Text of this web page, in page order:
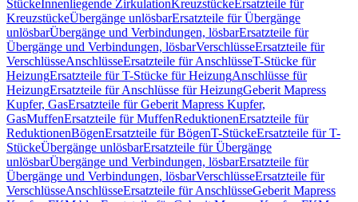
StückeInnenliegende ZirkulationKreuzstückeErsatzteile für
KreuzstückeÜbergänge unlösbarErsatzteile für Übergänge
unlösbarÜbergänge und Verbindungen, lösbarErsatzteile für
Übergänge und Verbindungen, lösbarVerschlüsseErsatzteile für
VerschlüsseAnschlüsseErsatzteile für AnschlüsseT-Stücke für
HeizungErsatzteile für T-Stücke für HeizungAnschlüsse für
HeizungErsatzteile für Anschlüsse für HeizungGeberit Mapress
Kupfer, GasErsatzteile für Geberit Mapress Kupfer,
GasMuffenErsatzteile für MuffenReduktionenErsatzteile für
ReduktionenBögenErsatzteile für BögenT-StückeErsatzteile für T-
StückeÜbergänge unlösbarErsatzteile für Übergänge
unlösbarÜbergänge und Verbindungen, lösbarErsatzteile für
Übergänge und Verbindungen, lösbarVerschlüsseErsatzteile für
VerschlüsseAnschlüsseErsatzteile für AnschlüsseGeberit Mapress